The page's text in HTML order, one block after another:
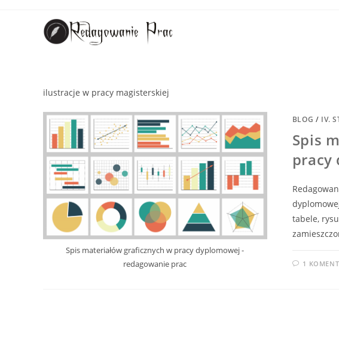
ilustracje w pracy magisterskiej
Spis materiałów graficznych w pracy dyplomowej -
redagowanie prac
BLOG / IV.
Spis
pracy
tabele,
1